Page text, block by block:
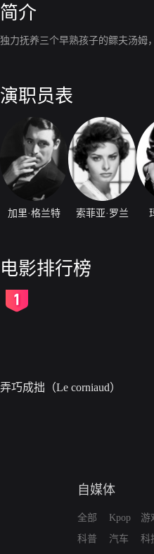
简介
独力抚养三个早熟孩子的鳏夫汤姆
演职员表
加里·格兰特 索菲亚·罗兰
电影排行榜
弄巧成拙（Le corniaud）
自媒体
全部
科普
Kpop
汽车
游
科